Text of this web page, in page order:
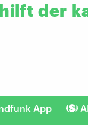
hilft der
App